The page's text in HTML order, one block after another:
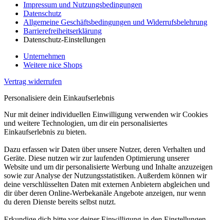
Impressum und Nutzungsbedingungen
Datenschutz
Allgemeine Geschäftsbedingungen und Widerrufsbelehrung
Barrierefreiheitserklärung
Datenschutz-Einstellungen
Unternehmen
Weitere nice Shops
Vertrag widerrufen
Personalisiere dein Einkaufserlebnis
Nur mit deiner individuellen Einwilligung verwenden wir Cookies
und weitere Technologien, um dir ein personalisiertes
Einkaufserlebnis zu bieten.
Dazu erfassen wir Daten über unsere Nutzer, deren Verhalten und
Geräte. Diese nutzen wir zur laufenden Optimierung unserer
Website und um dir personalisierte Werbung und Inhalte anzuzeigen
sowie zur Analyse der Nutzungsstatistiken. Außerdem können wir
deine verschlüsselten Daten mit externen Anbietern abgleichen und
dir über deren Online-Werbekanäle Angebote anzeigen, nur wenn
du deren Dienste bereits selbst nutzt.